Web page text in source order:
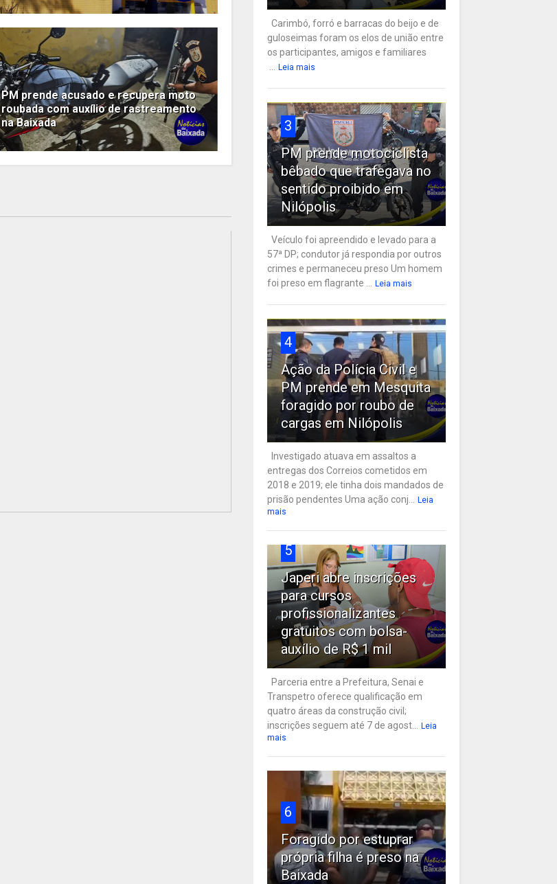
PM prende acusado e recupera moto
roubada com auxílio de rastreamento
na Baixada
Carimbó, forró e barracas do beijo e de
guloseimas foram os elos de união entre
os participantes, amigos e familiares
... Leia mais
3
PM prende motociclista
bêbado que trafegava no
sentido proibido em
Nilópolis
Veículo foi apreendido e levado para a
57ª DP; condutor já respondia por outros
crimes e permaneceu preso Um homem
foi preso em flagrante ... Leia mais
4
Ação da Polícia Civil e
PM prende em Mesquita
foragido por roubo de
cargas em Nilópolis
Investigado atuava em assaltos a
entregas dos Correios cometidos em
2018 e 2019; ele tinha dois mandados de
prisão pendentes Uma ação conj... Leia
mais
5
Japeri abre inscrições
para cursos
profissionalizantes
gratuitos com bolsa-
auxílio de R$ 1 mil
Parceria entre a Prefeitura, Senai e
Transpetro oferece qualificação em
quatro áreas da construção civil;
inscrições seguem até 7 de agost... Leia
mais
6
Foragido por estuprar
própria filha é preso na
Baixada